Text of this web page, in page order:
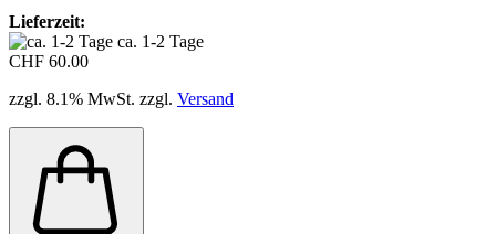
Lieferzeit:
ca. 1-2 Tage
CHF 60.00
zzgl. 8.1% MwSt. zzgl. Versand